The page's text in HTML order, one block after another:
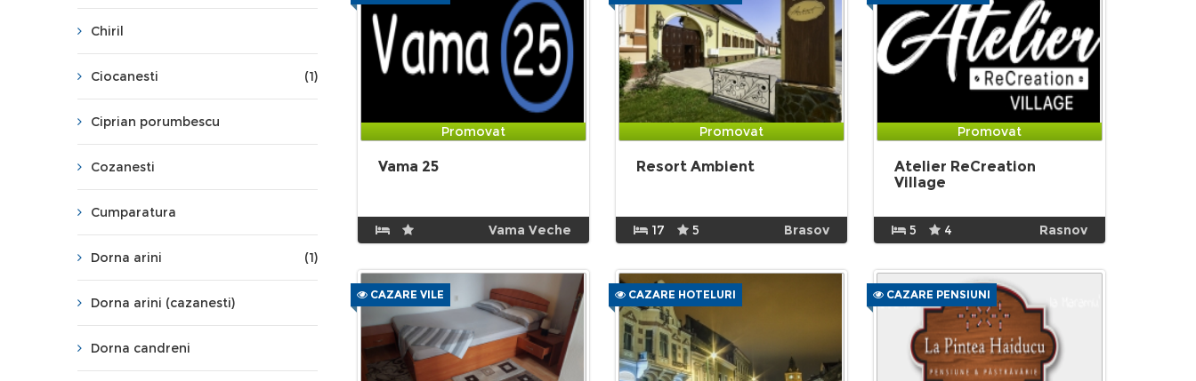
Chiril
Ciocanesti (1)
Ciprian porumbescu
Cozanesti
Cumparatura
Dorna arini (1)
Dorna arini (cazanesti)
Dorna candreni
Promovat
Vama 25
Vama Veche
Promovat
Resort Ambient
17 5 Brasov
Promovat
Atelier ReCreation
Village
5 4 Rasnov
CAZARE VILE CAZARE HOTELURI CAZARE PENSIUNI